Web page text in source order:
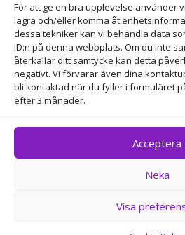
För att ge en bra upplevelse använder
lagra och/eller komma åt
dessa tekniker kan vi behandla data
ID:n på denna webbplats. Om du inte
återkallar ditt samtycke kan detta
negativt. Vi förvarar även dina
bli kontaktad när du fyller i formuläret
efter 3 månader.
Acceptera
Neka
Visa

Adress
Östergatan 9, 735 32
Surahammar AB –